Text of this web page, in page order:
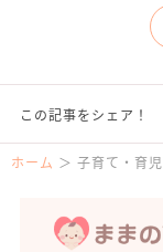
この記事をシェア！
ホーム 子育て・育児